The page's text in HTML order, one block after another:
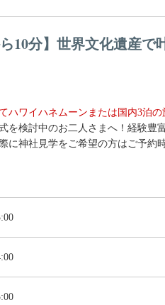
ら10分】世界文化遺産
ハワイハネムーンまたは国内3泊の
を検討中のお二人さまへ！経験豊
に神社見学をご希望の方はご予約